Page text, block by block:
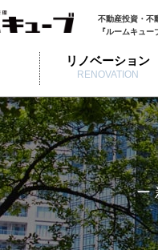
不動産投資・不
『ルームキュ
リノベーション
RENOVATION
ー